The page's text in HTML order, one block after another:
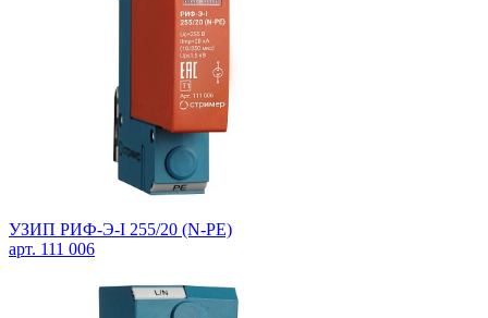
УЗИП РИФ-Э-I 255/20 (N-PE)
арт. 111 006